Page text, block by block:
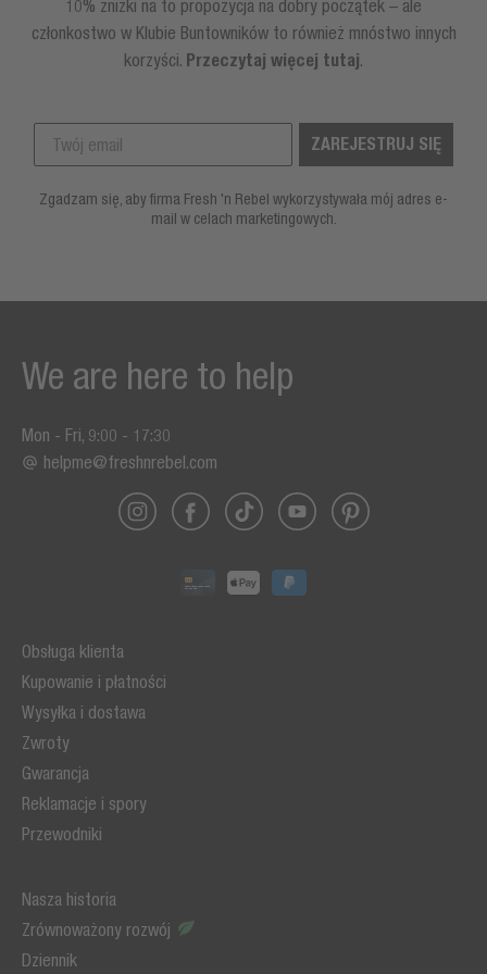
10% zniżki na to propozycja na dobry początek – ale
członkostwo w Klubie Buntowników to również mnóstwo innych
korzyści. Przeczytaj więcej tutaj
ZAREJESTRUJ SIĘ
Zgadzam się, aby firma Fresh 'n Rebel wykorzystywała mój adres e-
mail w celach marketingowych.
Obsługa klienta
Kupowanie i płatności
Wysyłka i dostawa
Zwroty
Gwarancja
Reklamacje i spory
Przewodniki
Nasza historia
Zrównoważony rozwój
Dziennik
We are here to help
Mon - Fri, 9:00 - 17:30
helpme@freshnrebel.com